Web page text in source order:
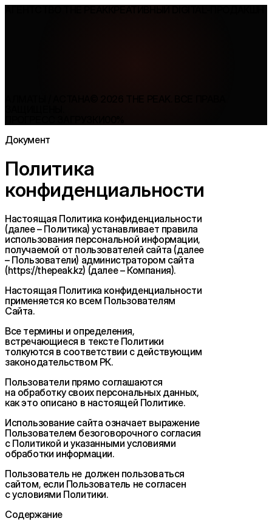
Документ
Политика
конфиденциальности
Настоящая Политика конфиденциальности
(далее – Политика) устанавливает правила
использования персональной информации,
получаемой от пользователей сайта (далее
– Пользователи) администратором сайта
(https://thepeak.kz) (далее – Компания).
Настоящая Политика конфиденциальности
применяется ко всем Пользователям
Сайта.
Все термины и определения,
встречающиеся в тексте Политики
толкуются в соответствии с действующим
законодательством РК.
Пользователи прямо соглашаются
на обработку своих персональных данных,
как это описано в настоящей Политике.
Использование сайта означает выражение
Пользователем безоговорочного согласия
с Политикой и указанными условиями
обработки информации.
Пользователь не должен пользоваться
сайтом, если Пользователь не согласен
с условиями Политики.
Содержание